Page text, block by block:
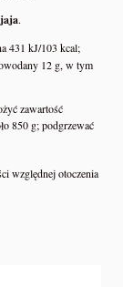
jaja.
431 kJ/103 kcal;
12 g, w tym
zawartość
850 g; podgrzewać
względnej otoczenia